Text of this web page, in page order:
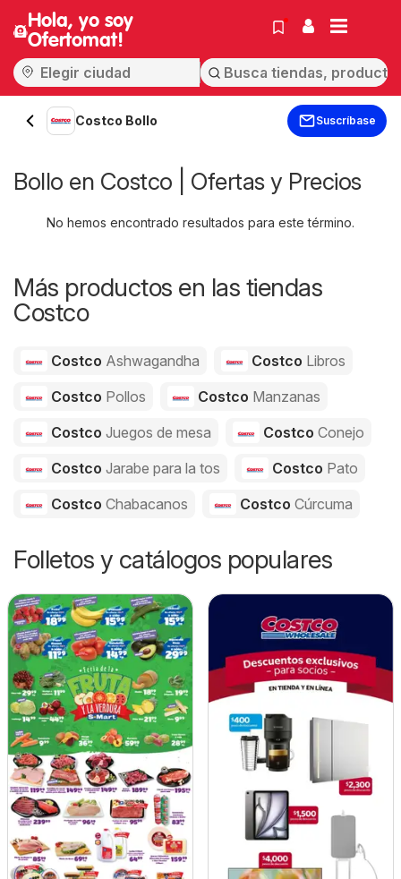
Hola, yo soy
Ofertomat!
Costco Bollo Suscríbase
Bollo en Costco | Ofertas y Precios
No hemos encontrado resultados para este término.
Más productos en las tiendas
Costco
Costco Ashwagandha Costco Libros
Costco Pollos Costco Manzanas
Costco Juegos de mesa Costco Conejo
Costco Jarabe para la tos Costco Pato
Costco Chabacanos Costco Cúrcuma
Folletos y catálogos populares